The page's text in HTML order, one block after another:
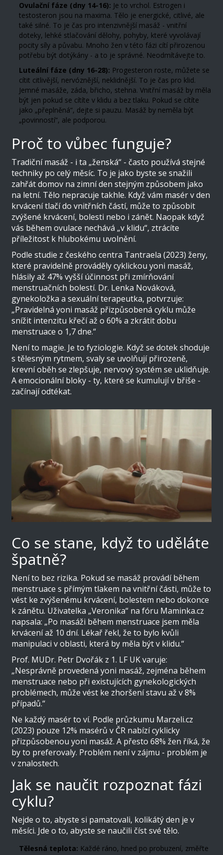
Ovulační fáze (dny 14-16): Je to vrchol. Estrogen i
testosteron jsou na maxima. Tělo je energické, citlivé, ale
také silné. To je čas pro intenzivnější masáž - vnitřní
doteky, lehké stlačování dělohy, pohyby, které vyvolávají
pocity síly a půvabu. Mnoho žen v této fázi cítí přirozenou
potřebu být dotýkány - a to je správné. Neodmítávejte to.
Luteální fáze (dny 16-28): Progesteron roste, můžete se
cítit citlivější, nervóznější, neklidnější. To je čas pro klid.
Jemné masáže, záda, břicho, stehna. Vnitřní masáž by měla
být jen pokud se cítíte v klidu a bez tlaku. Pokud se cítíte
jako „přeplněná“, dejte si pauzu. Masáž by neměla být
„povinností“, ale podporou.
Proč to vůbec funguje?
Tradiční masáž - i ta „ženská“ - často používá stejné
techniky po celý měsíc. To je jako byste se snažili
zahřát domov na zimní den stejným způsobem jako
na letní. Tělo nepracuje takhle. Když vám masér v den
krvácení tlačí do vnitřních částí, může to způsobit
zvýšené krvácení, bolesti nebo i zánět. Naopak když
vás během ovulace nechává „v klidu“, ztrácíte
příležitost k hlubokému uvolnění.
Podle studie z českého centra Tantraela (2023) ženy,
které pravidelně prováděly cyklickou yoni masáž,
hlásily až 47% vyšší účinnost při zmírňování
menstruačních bolestí. Dr. Lenka Nováková,
gynekoložka a sexuální terapeutka, potvrzuje:
„Pravidelná yoni masáž přizpůsobená cyklu může
snížit intenzitu křečí až o 60% a zkrátit dobu
menstruace o 1,7 dne.“
Není to magie. Je to fyziologie. Když se dotek shoduje
s tělesným rytmem, svaly se uvolňují přirozeně,
krevní oběh se zlepšuje, nervový systém se uklidňuje.
A emocionální bloky - ty, které se kumulují v břiše -
začínají odtékat.
Co se stane, když to uděláte
špatně?
Není to bez rizika. Pokud se masáž provádí během
menstruace s přímým tlakem na vnitřní části, může to
vést ke zvýšenému krvácení, bolestem nebo dokonce
k zánětu. Uživatelka „Veronika“ na fóru Maminka.cz
napsala: „Po masáži během menstruace jsem měla
krvácení až 10 dní. Lékař řekl, že to bylo kvůli
manipulaci v oblasti, která by měla být v klidu.“
Prof. MUDr. Petr Dvořák z 1. LF UK varuje:
„Nesprávně provedená yoni masáž, zejména během
menstruace nebo při existujících gynekologických
problémech, může vést ke zhoršení stavu až v 8%
případů.“
Ne každý masér to ví. Podle průzkumu Marzeli.cz
(2023) pouze 12% masérů v ČR nabízí cyklicky
přizpůsobenou yoni masáž. A přesto 68% žen říká, že
by to preferovaly. Problém není v zájmu - problém je
v znalostech.
Jak se naučit rozpoznat fázi
cyklu?
Nejde o to, abyste si pamatovali, kolikátý den je v
měsíci. Jde o to, abyste se naučili číst své tělo.
Tělesná teplota: Každé ráno, hned po probuzení, změřte